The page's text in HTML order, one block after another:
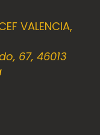
VALENCIA,
67, 46013